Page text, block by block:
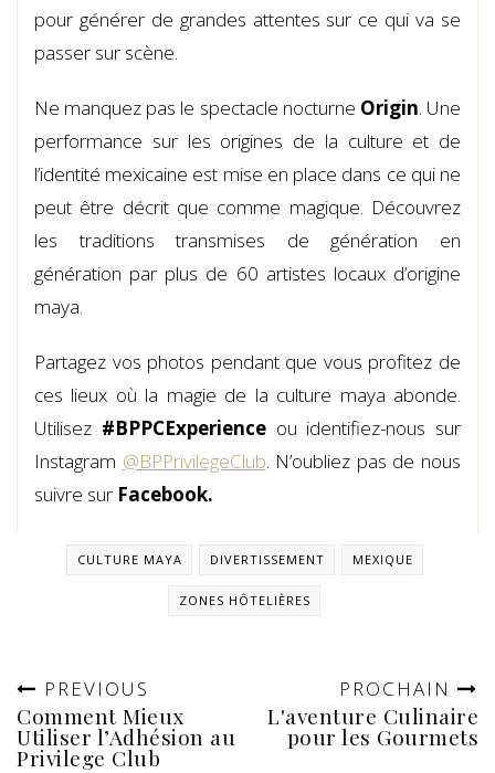
pour générer de grandes attentes sur ce qui va se
passer sur scène.
Ne manquez pas le spectacle nocturne Origin. Une
performance sur les origines de la culture et de
l’identité mexicaine est mise en place dans ce qui ne
peut être décrit que comme magique. Découvrez
les traditions transmises de génération en
génération par plus de 60 artistes locaux d’origine
maya.
Partagez vos photos pendant que vous profitez de
ces lieux où la magie de la culture maya abonde.
Utilisez #BPPCExperienceou identifiez-nous sur
Instagram @BPPrivilegeClub. N’oubliez pas de nous
suivre sur Facebook.
CULTURE MAYA DIVERTISSEMENT MEXIQUE
ZONES HÔTELIÈRES
PREVIOUS
Comment Mieux
Utiliser l’Adhésion au
Privilege Club
PROCHAIN
L'aventure Culinaire
pour les Gourmets